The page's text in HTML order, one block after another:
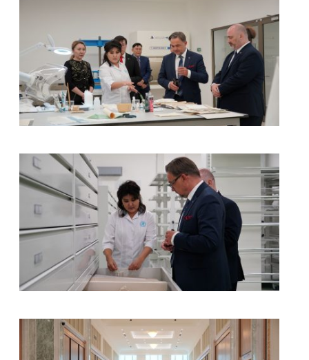
kliknięcie spowoduje powiększenie zdjęcia w galerii
kliknięcie spowoduje powiększenie zdjęcia w galerii